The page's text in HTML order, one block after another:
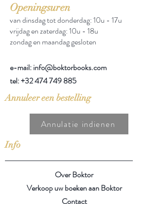
Openingsuren
van dinsdag tot donderdag: 10u - 17u
vrijdag en zaterdag: 10u - 18u
zondag en maandag gesloten
e-mail: info@boktorbooks.com
tel:+32 474 749 885
Annuleer een bestelling
Annulatie indienen
Info
Over Boktor
Verkoop uw boeken aan Boktor
Contact